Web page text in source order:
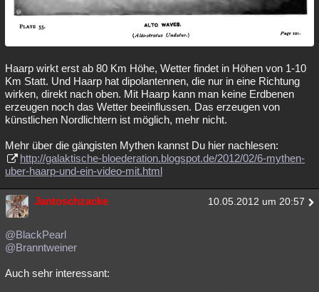
Haarp wirkt erst ab 80 Km Höhe, Wetter findet in Höhen von 1-10
Km Statt. Und Haarp hat dipolantennen, die nur in eine Richtung
wirken, direkt nach oben. Mit Haarp kann man keine Erdbenen
erzeugen noch das Wetter beeinflussen. Das erzeugen von
künstlichen Nordlichtern ist möglich, mehr nicht.
Mehr über die gängisten Mythen kannst Du hier nachlesen:
http://galaktische-bloederation.blogspot.de/2012/02/6-mythen-
uber-haarp-und-ein-video-mit.html
Jantoschzacke 10.05.2012 um 20:57
@BlackPearl
@Branntweiner
Auch sehr interessant: